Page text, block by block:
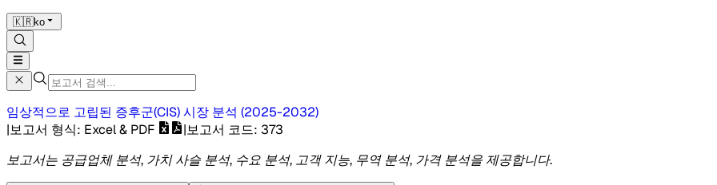
🇰🇷ko
임상적으로 고립된 증후군(CIS) 시장 분석 (2025-2032)
|보고서 형식: Excel & PDF |보고서 코드: 373
보고서는 공급업체 분석, 가치 사슬 분석, 수요 분석, 고객 지능, 무역 분석, 가격 분석을 제공합니다.